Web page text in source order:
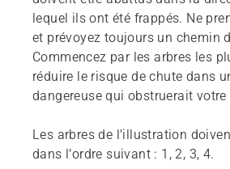
lequel ils ont été frappés. Ne
et prévoyez toujours un chemin
Commencez par les arbres les
réduire le risque de chute dans
dangereuse qui obstruerait votre
Les arbres de l’illustration
dans l’ordre suivant : 1, 2, 3, 4.